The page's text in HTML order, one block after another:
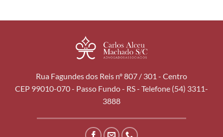
Rua Fagundes dos Reis nº 807 / 301 - Centro
CEP 99010-070 - Passo Fundo - RS - Telefone (54) 3311-
3888